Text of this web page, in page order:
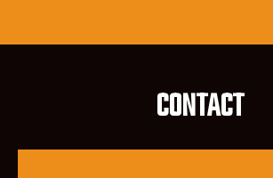
CONTACT